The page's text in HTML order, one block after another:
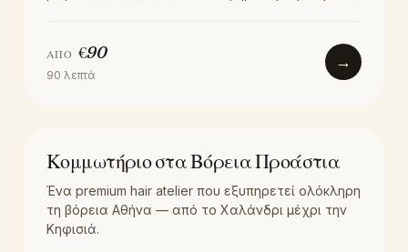
ΑΠΌ €90
90 λεπτά
→
LOCATION
Κομμωτήριο στα Βόρεια Προάστια
Ένα premium hair atelier που εξυπηρετεί ολόκληρη
τη βόρεια Αθήνα — από το Χαλάνδρι μέχρι την
Κηφισιά.